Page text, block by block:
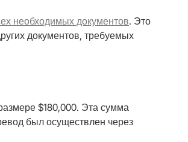
необходимых документов. Это
документов, требуемых
$180,000. Эта сумма
был осуществлен через